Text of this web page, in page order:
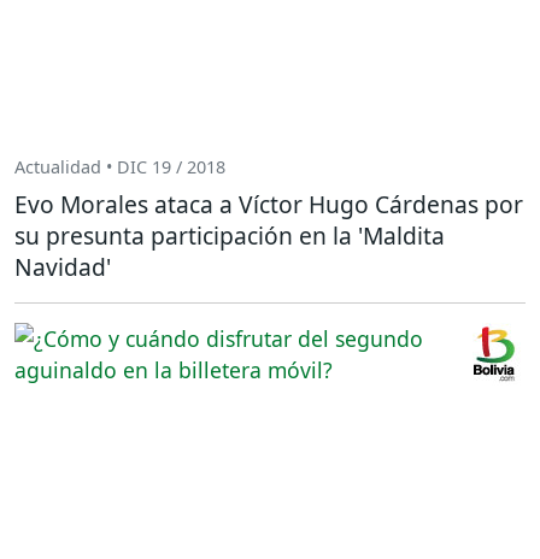
Actualidad • DIC 19 / 2018
Evo Morales ataca a Víctor Hugo Cárdenas por
su presunta participación en la 'Maldita
Navidad'